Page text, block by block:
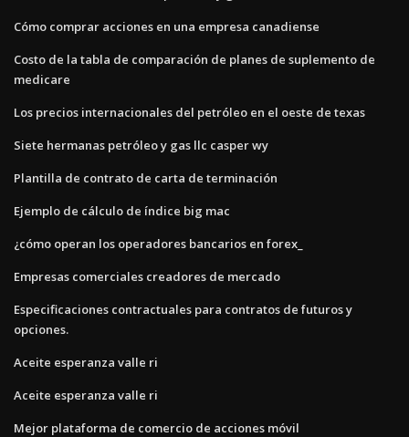
Cómo comprar acciones en una empresa canadiense
Costo de la tabla de comparación de planes de suplemento de
medicare
Los precios internacionales del petróleo en el oeste de texas
Siete hermanas petróleo y gas llc casper wy
Plantilla de contrato de carta de terminación
Ejemplo de cálculo de índice big mac
¿cómo operan los operadores bancarios en forex_
Empresas comerciales creadores de mercado
Especificaciones contractuales para contratos de futuros y
opciones.
Aceite esperanza valle ri
Aceite esperanza valle ri
Mejor plataforma de comercio de acciones móvil